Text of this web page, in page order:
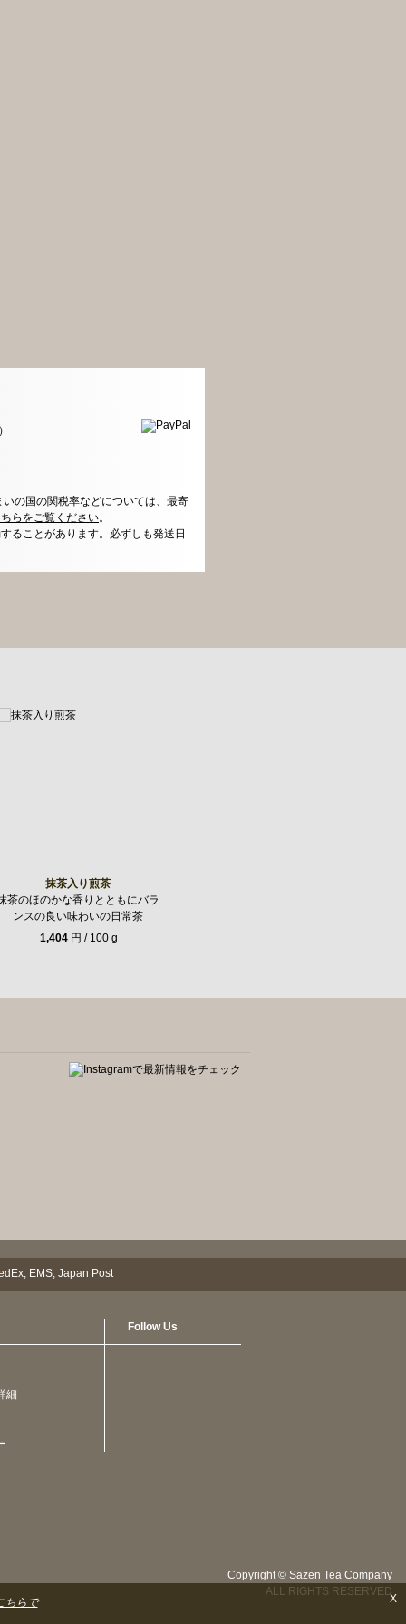
）
の国の関税率などについては、最寄
らをご覧ください。
ることがあります。必ずしも発送日
抹茶入り煎茶
茶のほのかな香りとともにバラ
ンスの良い味わいの日常茶
1,404 円 / 100 g
細
Follow Us
Copyright © Sazen Tea Company
ALL RIGHTS RESERVED
X
ちらで